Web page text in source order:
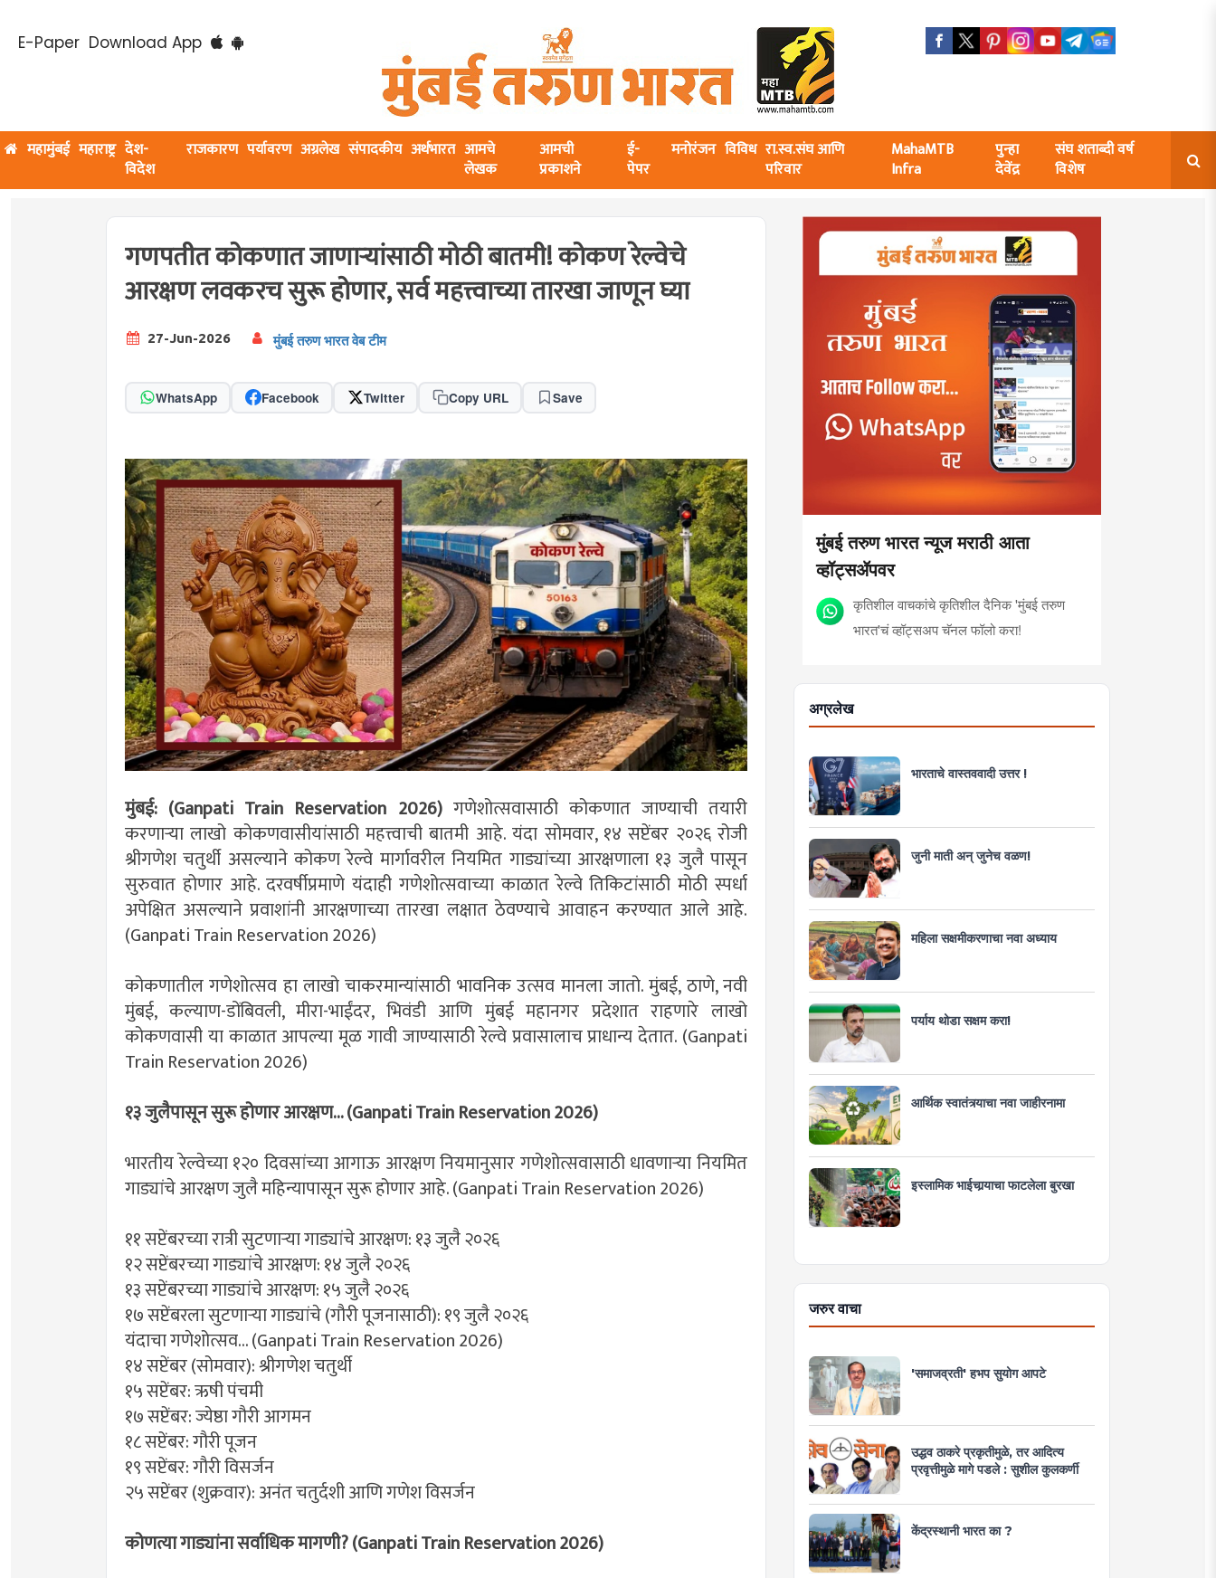
E-Paper Download App
महामुंबई महाराष्ट्र देश-
विदेश
राजकारण पर्यावरण अग्रलेख संपादकीय अर्थभारत आमचे
लेखक
आमची
प्रकाशने
ई-
पेपर
मनोरंजन विविध रा.स्व.संघ आणि
परिवार
MahaMTB
Infra
पुन्हा
देवेंद्र
संघ शताब्दी वर्ष
विशेष
गणपतीत कोकणात जाणाऱ्यांसाठी मोठी बातमी! कोकण रेल्वेचे
आरक्षण लवकरच सुरू होणार, सर्व महत्त्वाच्या तारखा जाणून घ्या
27-Jun-2026 मुंबई तरुण भारत वेब टीम
WhatsApp Facebook Twitter Copy URL Save
मुंबई: (Ganpati Train Reservation 2026)गणेशोत्सवासाठी कोकणात जाण्याची तयारी
करणाऱ्या लाखो कोकणवासीयांसाठी महत्त्वाची बातमी आहे. यंदा सोमवार, १४ सप्टेंबर २०२६ रोजी
श्रीगणेश चतुर्थी असल्याने कोकण रेल्वे मार्गावरील नियमित गाड्यांच्या आरक्षणाला १३ जुलै पासून
सुरुवात होणार आहे. दरवर्षीप्रमाणे यंदाही गणेशोत्सवाच्या काळात रेल्वे तिकिटांसाठी मोठी स्पर्धा
अपेक्षित असल्याने प्रवाशांनी आरक्षणाच्या तारखा लक्षात ठेवण्याचे आवाहन करण्यात आले आहे.
(Ganpati Train Reservation 2026)
कोकणातील गणेशोत्सव हा लाखो चाकरमान्यांसाठी भावनिक उत्सव मानला जातो. मुंबई, ठाणे, नवी
मुंबई, कल्याण-डोंबिवली, मीरा-भाईंदर, भिवंडी आणि मुंबई महानगर प्रदेशात राहणारे लाखो
कोकणवासी या काळात आपल्या मूळ गावी जाण्यासाठी रेल्वे प्रवासालाच प्राधान्य देतात. (Ganpati
Train Reservation 2026)
१३ जुलैपासून सुरू होणार आरक्षण... (Ganpati Train Reservation 2026)
भारतीय रेल्वेच्या १२० दिवसांच्या आगाऊ आरक्षण नियमानुसार गणेशोत्सवासाठी धावणाऱ्या नियमित
गाड्यांचे आरक्षण जुलै महिन्यापासून सुरू होणार आहे. (Ganpati Train Reservation 2026)
११ सप्टेंबरच्या रात्री सुटणाऱ्या गाड्यांचे आरक्षण: १३ जुलै २०२६
१२ सप्टेंबरच्या गाड्यांचे आरक्षण: १४ जुलै २०२६
१३ सप्टेंबरच्या गाड्यांचे आरक्षण: १५ जुलै २०२६
१७ सप्टेंबरला सुटणाऱ्या गाड्यांचे (गौरी पूजनासाठी): १९ जुलै २०२६
यंदाचा गणेशोत्सव... (Ganpati Train Reservation 2026)
१४ सप्टेंबर (सोमवार): श्रीगणेश चतुर्थी
१५ सप्टेंबर: ऋषी पंचमी
१७ सप्टेंबर: ज्येष्ठा गौरी आगमन
१८ सप्टेंबर: गौरी पूजन
१९ सप्टेंबर: गौरी विसर्जन
२५ सप्टेंबर (शुक्रवार): अनंत चतुर्दशी आणि गणेश विसर्जन
कोणत्या गाड्यांना सर्वाधिक मागणी? (Ganpati Train Reservation 2026)
मुंबई तरुण भारत न्यूज मराठी आता
व्हॉट्सॲपवर
कृतिशील वाचकांचे कृतिशील दैनिक 'मुंबई तरुण
भारत'चं व्हॉट्सअप चॅनल फॉलो करा!
अग्रलेख
भारताचे वास्तववादी उत्तर !
जुनी माती अन् जुनेच वळण!
महिला सक्षमीकरणाचा नवा अध्याय
पर्याय थोडा सक्षम करा!
आर्थिक स्वातंत्र्याचा नवा जाहीरनामा
इस्लामिक भाईचार्‍याचा फाटलेला बुरखा
जरुर वाचा
'समाजव्रती' हभप सुयोग आपटे
उद्धव ठाकरे प्रकृतीमुळे, तर आदित्य
प्रवृत्तीमुळे मागे पडले : सुशील कुलकर्णी
केंद्रस्थानी भारत का ?